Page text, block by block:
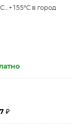
в город
₽